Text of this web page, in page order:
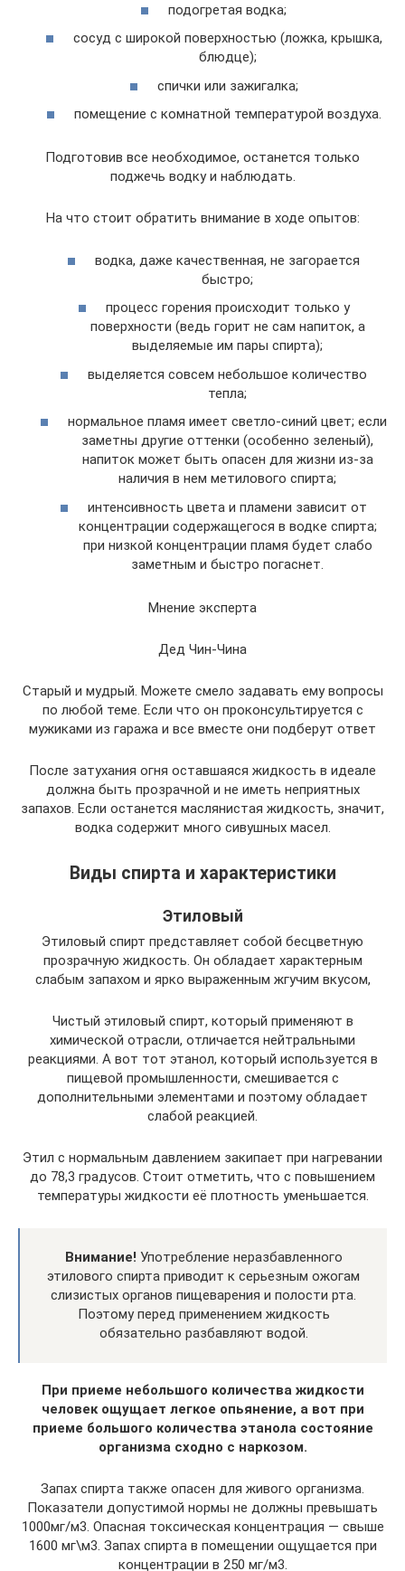
подогретая водка;
сосуд с широкой поверхностью (ложка, крышка,
блюдце);
спички или зажигалка;
помещение с комнатной температурой воздуха.
Подготовив все необходимое, останется только
поджечь водку и наблюдать.
На что стоит обратить внимание в ходе опытов:
водка, даже качественная, не загорается
быстро;
процесс горения происходит только у
поверхности (ведь горит не сам напиток, а
выделяемые им пары спирта);
выделяется совсем небольшое количество
тепла;
нормальное пламя имеет светло-синий цвет; если
заметны другие оттенки (особенно зеленый),
напиток может быть опасен для жизни из-за
наличия в нем метилового спирта;
интенсивность цвета и пламени зависит от
концентрации содержащегося в водке спирта;
при низкой концентрации пламя будет слабо
заметным и быстро погаснет.
Мнение эксперта
Дед Чин-Чина
Старый и мудрый. Можете смело задавать ему вопросы
по любой теме. Если что он проконсультируется с
мужиками из гаража и все вместе они подберут ответ
После затухания огня оставшаяся жидкость в идеале
должна быть прозрачной и не иметь неприятных
запахов. Если останется маслянистая жидкость, значит,
водка содержит много сивушных масел.
Виды спирта и характеристики
Этиловый
Этиловый спирт представляет собой бесцветную
прозрачную жидкость. Он обладает характерным
слабым запахом и ярко выраженным жгучим вкусом,
Чистый этиловый спирт, который применяют в
химической отрасли, отличается нейтральными
реакциями. А вот тот этанол, который используется в
пищевой промышленности, смешивается с
дополнительными элементами и поэтому обладает
слабой реакцией.
Этил с нормальным давлением закипает при нагревании
до 78,3 градусов. Стоит отметить, что с повышением
температуры жидкости её плотность уменьшается.
Внимание! Употребление неразбавленного
этилового спирта приводит к серьезным ожогам
слизистых органов пищеварения и полости рта.
Поэтому перед применением жидкость
обязательно разбавляют водой.
При приеме небольшого количества жидкости
человек ощущает легкое опьянение, а вот при
приеме большого количества этанола состояние
организма сходно с наркозом.
Запах спирта также опасен для живого организма.
Показатели допустимой нормы не должны превышать
1000мг/м3. Опасная токсическая концентрация — свыше
1600 мг\м3. Запах спирта в помещении ощущается при
концентрации в 250 мг/м3.